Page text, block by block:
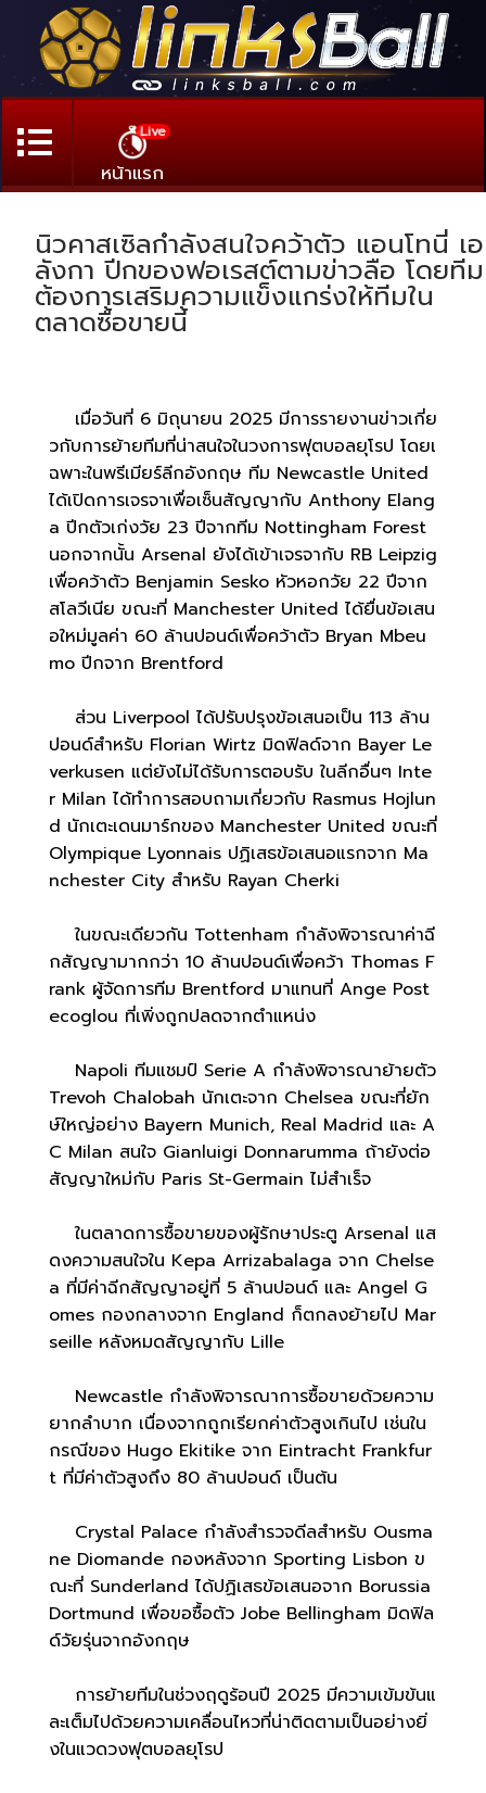
Live
หน้าแรก
นิวคาสเซิลกำลังสนใจคว้าตัว แอนโทนี่ เอ
ลังกา ปีกของฟอเรสต์ตามข่าวลือ โดยทีม
ต้องการเสริมความแข็งแกร่งให้ทีมใน
ตลาดซื้อขายนี้
เมื่อวันที่ 6 มิถุนายน 2025 มีการรายงานข่าวเกี่ย
วกับการย้ายทีมที่น่าสนใจในวงการฟุตบอลยุโรป โดยเ
ฉพาะในพรีเมียร์ลีกอังกฤษ ทีม Newcastle United
ได้เปิดการเจรจาเพื่อเซ็นสัญญากับ Anthony Elang
a ปีกตัวเก่งวัย 23 ปีจากทีม Nottingham Forest
นอกจากนั้น Arsenal ยังได้เข้าเจรจากับ RB Leipzig
เพื่อคว้าตัว Benjamin Sesko หัวหอกวัย 22 ปีจาก
สโลวีเนีย ขณะที่ Manchester United ได้ยื่นข้อเสน
อใหม่มูลค่า 60 ล้านปอนด์เพื่อคว้าตัว Bryan Mbeu
mo ปีกจาก Brentford
ส่วน Liverpool ได้ปรับปรุงข้อเสนอเป็น 113 ล้าน
ปอนด์สำหรับ Florian Wirtz มิดฟิลด์จาก Bayer Le
verkusen แต่ยังไม่ได้รับการตอบรับ ในลีกอื่นๆ Inte
r Milan ได้ทำการสอบถามเกี่ยวกับ Rasmus Hojlun
d นักเตะเดนมาร์กของ Manchester United ขณะที่
Olympique Lyonnais ปฏิเสธข้อเสนอแรกจาก Ma
nchester City สำหรับ Rayan Cherki
ในขณะเดียวกัน Tottenham กำลังพิจารณาค่าฉี
กสัญญามากกว่า 10 ล้านปอนด์เพื่อคว้า Thomas F
rank ผู้จัดการทีม Brentford มาแทนที่ Ange Post
ecoglou ที่เพิ่งถูกปลดจากตำแหน่ง
Napoli ทีมแชมป์ Serie A กำลังพิจารณาย้ายตัว
Trevoh Chalobah นักเตะจาก Chelsea ขณะที่ยัก
ษ์ใหญ่อย่าง Bayern Munich, Real Madrid และ A
C Milan สนใจ Gianluigi Donnarumma ถ้ายังต่อ
สัญญาใหม่กับ Paris St-Germain ไม่สำเร็จ
ในตลาดการซื้อขายของผู้รักษาประตู Arsenal แส
ดงความสนใจใน Kepa Arrizabalaga จาก Chelse
a ที่มีค่าฉีกสัญญาอยู่ที่ 5 ล้านปอนด์ และ Angel G
omes กองกลางจาก England ก็ตกลงย้ายไป Mar
seille หลังหมดสัญญากับ Lille
Newcastle กำลังพิจารณาการซื้อขายด้วยความ
ยากลำบาก เนื่องจากถูกเรียกค่าตัวสูงเกินไป เช่นใน
กรณีของ Hugo Ekitike จาก Eintracht Frankfur
t ที่มีค่าตัวสูงถึง 80 ล้านปอนด์ เป็นต้น
Crystal Palace กำลังสำรวจดีลสำหรับ Ousma
ne Diomande กองหลังจาก Sporting Lisbon ข
ณะที่ Sunderland ได้ปฏิเสธข้อเสนอจาก Borussia
Dortmund เพื่อขอซื้อตัว Jobe Bellingham มิดฟิล
ด์วัยรุ่นจากอังกฤษ
การย้ายทีมในช่วงฤดูร้อนปี 2025 มีความเข้มข้นแ
ละเต็มไปด้วยความเคลื่อนไหวที่น่าติดตามเป็นอย่างยิ่
งในแวดวงฟุตบอลยุโรป